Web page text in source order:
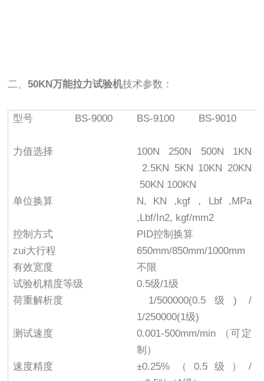
二、50KN万能拉力试验机技术参数：
型号 BS-9000 BS-9100 BS-9010
力值选择
100N 250N 500N 1KN
2.5KN 5KN 10KN 20KN
50KN 100KN
单位换算
N, KN ,kgf，Lbf ,MPa
,Lbf/In2, kgf/mm2
控制方式
PID控制换算
zui大行程
650mm/850mm/1000mm
有效宽度
不限
试验机精度等级
0.5级/1级
荷重解析度
1/500000(0.5级) /
1/250000(1级)
测试速度
0.001-500mm/min （可定
制）
速度精度
±0.25%（0.5级）/